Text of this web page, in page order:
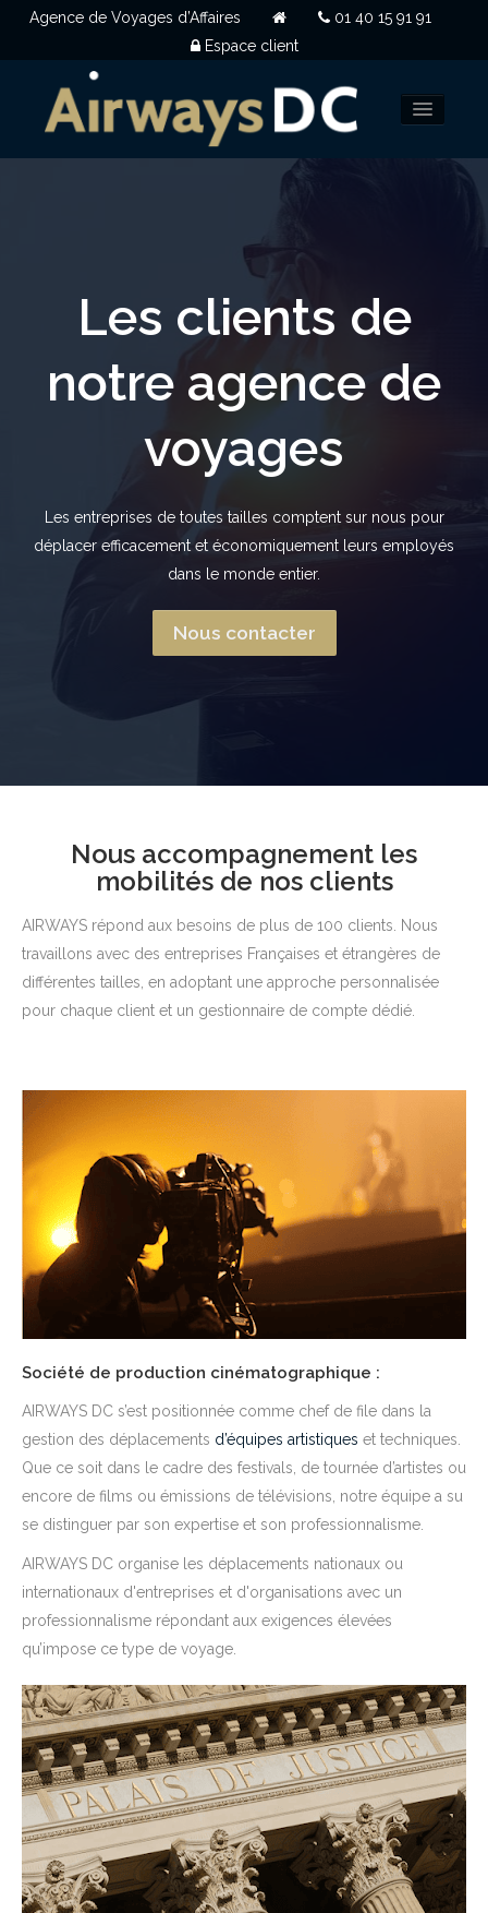
Agence de Voyages d’Affaires
01 40 15 91 91
Espace client
QUI SOMMES NOUS
NOUS CONTACTER
Les clients de
notre agence de
voyages
Les entreprises de toutes tailles comptent sur nous pour
déplacer efficacement et économiquement leurs employés
dans le monde entier.
Nous contacter
Nous accompagnement les
mobilités de nos clients
AIRWAYS répond aux besoins de plus de 100 clients. Nous
travaillons avec des entreprises Françaises et étrangères de
différentes tailles, en adoptant une approche personnalisée
pour chaque client et un gestionnaire de compte dédié.
Société de production cinématographique :
AIRWAYS DC s’est positionnée comme chef de file dans la
gestion des déplacements d’équipes artistiques et techniques.
Que ce soit dans le cadre des festivals, de tournée d’artistes ou
encore de films ou émissions de télévisions, notre équipe a su
se distinguer par son expertise et son professionnalisme.
AIRWAYS DC organise les déplacements nationaux ou
internationaux d'entreprises et d'organisations avec un
professionnalisme répondant aux exigences élevées
qu’impose ce type de voyage.